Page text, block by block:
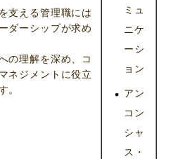
支える管理職には
ダーシップが求め
の理解を深め、コ
ネジメントに役立
。
ミュ
ニケ
ーシ
ョン
アン
コン
シャ
ス・